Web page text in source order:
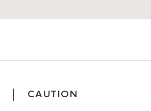
CAUTION